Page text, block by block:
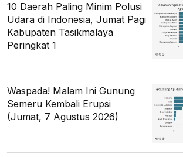
10 Daerah Paling Minim Polusi
Udara di Indonesia, Jumat Pagi
Kabupaten Tasikmalaya
Peringkat 1
Waspada! Malam Ini Gunung
Semeru Kembali Erupsi
(Jumat, 7 Agustus 2026)